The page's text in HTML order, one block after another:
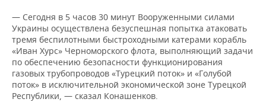
ОПК
ЭНЕРГЕТИКА
ТРАНСПОРТ
УСЛУГИ
IT
МЕДИА
ТЕЛЕКОММУНИКАЦИИ
НОВОСТИ МЕРОПРИЯТИЙ
ВЫЕЗДНАЯ РЕДАКЦИЯ
БИЗНЕС-БРАНЧИ
ONLINE-КОНФЕРЕНЦИИ
СПОРТ
НОВОСТИ СПОРТА
ФУТБОЛ
ХОККЕЙ
ОБЩЕСТВО
НОВОСТИ ОБЩЕСТВА
ВЛАСТЬ
ФОТОГАЛЕРЕЯ
СЮЖЕТЫ
— Сегодня в 5 часов 30 минут Вооруженными силами
Украины осуществлена безуспешная попытка атаковать
тремя беспилотными быстроходными катерами корабль
«Иван Хурс» Черноморского флота, выполняющий задачи
по обеспечению безопасности функционирования
газовых трубопроводов «Турецкий поток» и «Голубой
поток» в исключительной экономической зоне Турецкой
Республики, — сказал Конашенков.